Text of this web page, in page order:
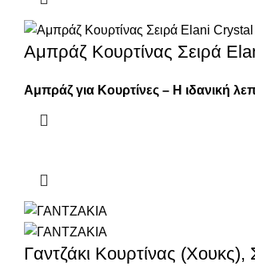
Αμπράζ Κουρτίνας Σειρά
Αμπράζ για Κουρτίνες – Η ιδανική
Γαντζάκι Κουρτίνας